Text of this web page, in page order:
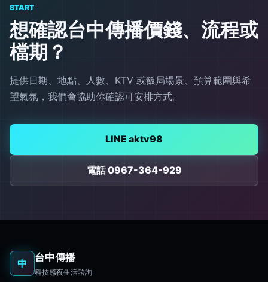
START
想確認台中傳播價錢、流程或
檔期？
提供日期、地點、人數、KTV 或飯局場景、預算範圍與希
望氣氛，我們會協助你確認可安排方式。
LINE aktv98
電話 0967-364-929
中 台中傳播
科技感夜生活諮詢